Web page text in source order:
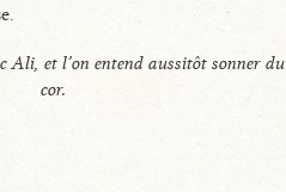
Ali, et l’on entend aussitôt sonner du
cor.